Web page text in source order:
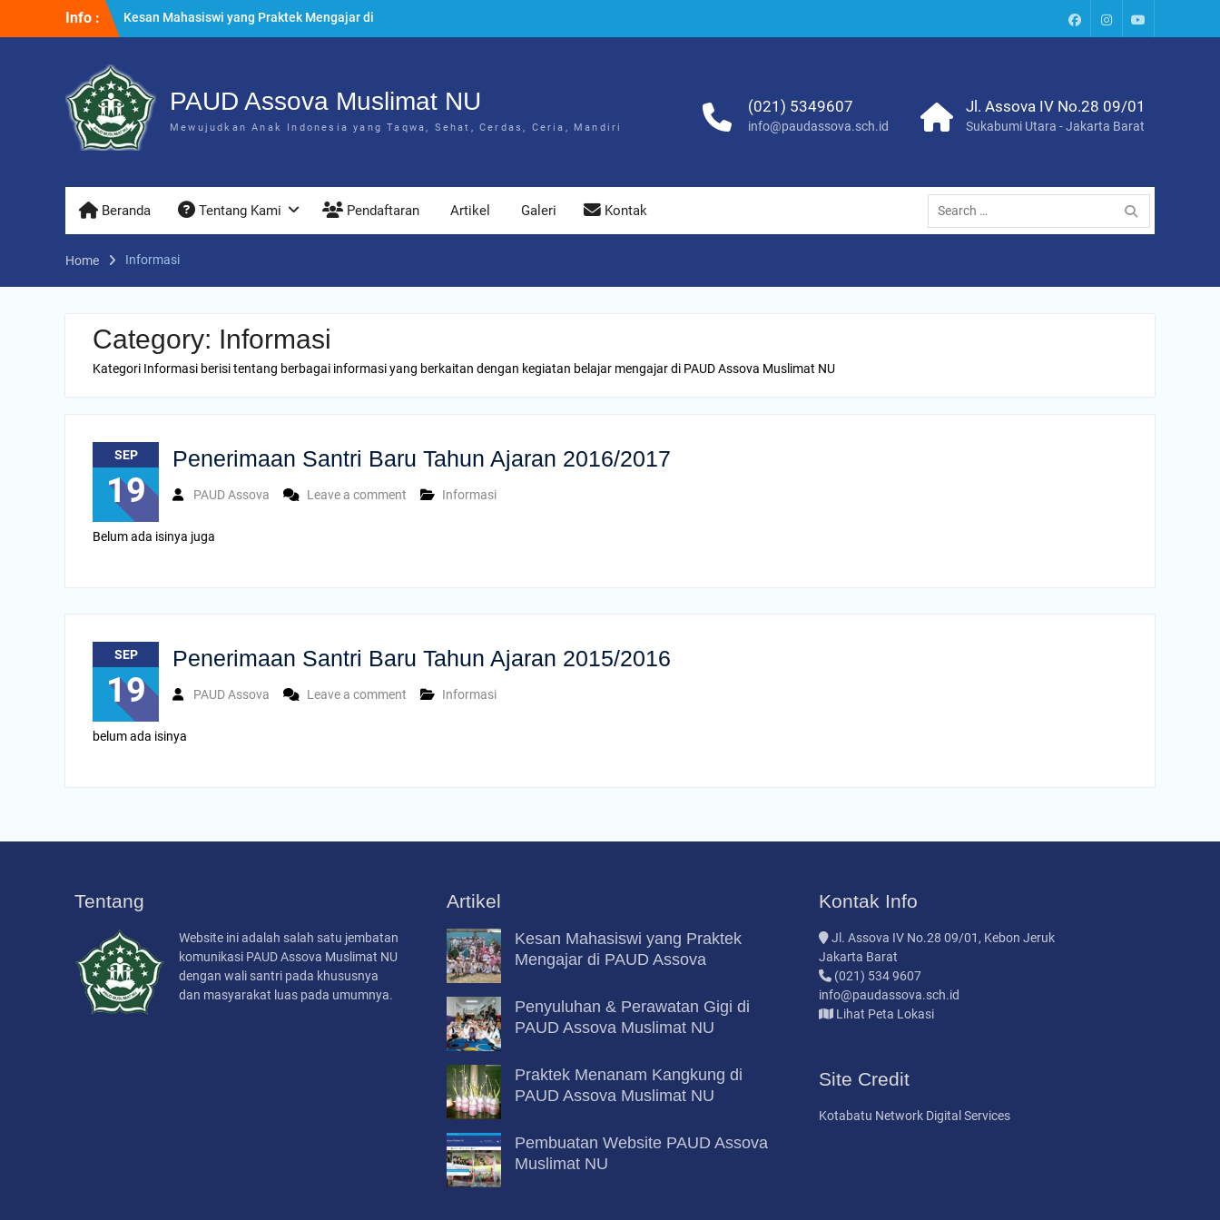
Info :
Kesan Mahasiswi yang Praktek Mengajar di
PAUD Assova
Muslimat NU
Praktek Menanam Kangkung di PAUD Assova
Muslimat NU
PaudInstagram
Youtube
PAUD Assova Muslimat NU
Mewujudkan Anak Indonesia yang Taqwa, Sehat, Cerdas, Ceria, Mandiri
(021) 5349607
info@paudassova.sch.id
Jl. Assova IV No.28 09/01
Sukabumi Utara - Jakarta Barat
Beranda Tentang Kami Pendaftaran Artikel Galeri Kontak
Search
for:
Home Informasi
Category: Informasi
Kategori Informasi berisi tentang berbagai informasi yang berkaitan dengan kegiatan belajar mengajar di PAUD Assova Muslimat NU
SEP
19
Penerimaan Santri Baru Tahun Ajaran 2016/2017
PAUD Assova Leave a comment Informasi
Belum ada isinya juga
SEP
19
Penerimaan Santri Baru Tahun Ajaran 2015/2016
PAUD Assova Leave a comment Informasi
belum ada isinya
Tentang
Website ini adalah salah satu jembatan
komunikasi PAUD Assova Muslimat NU
dengan wali santri pada khususnya
dan masyarakat luas pada umumnya.
Artikel
Kesan Mahasiswi yang Praktek
Mengajar di PAUD Assova
Penyuluhan & Perawatan Gigi di
PAUD Assova Muslimat NU
Praktek Menanam Kangkung di
PAUD Assova Muslimat NU
Pembuatan Website PAUD Assova
Muslimat NU
Kontak Info
Jl. Assova IV No.28 09/01, Kebon Jeruk
Jakarta Barat
(021) 534 9607
info@paudassova.sch.id
Lihat Peta Lokasi
Site Credit
Kotabatu Network Digital Services